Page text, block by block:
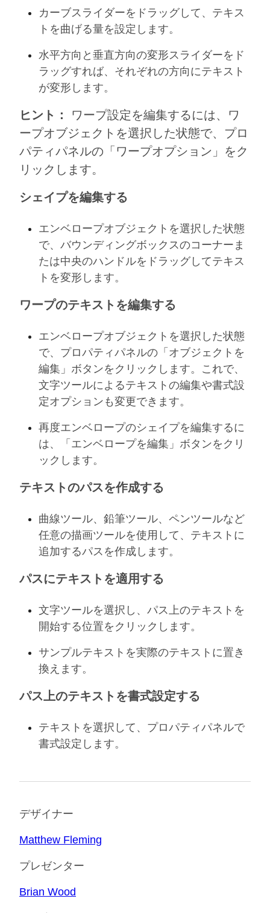
カーブスライダーをドラッグして、テキス
トを曲げる量を設定します。
水平方向と垂直方向の変形スライダーをド
ラッグすれば、それぞれの方向にテキスト
が変形します。
ヒント：
ワープ設定を編集するには、ワ
ープオブジェクトを選択した状態で、プロ
パティパネルの「ワープオプション」をク
リックします。
シェイプを編集する
エンベロープオブジェクトを選択した状態
で、バウンディングボックスのコーナーま
たは中央のハンドルをドラッグしてテキス
トを変形します。
ワープのテキストを編集する
エンベロープオブジェクトを選択した状態
で、プロパティパネルの「オブジェクトを
編集」ボタンをクリックします。これで、
文字ツールによるテキストの編集や書式設
定オプションも変更できます。
再度エンベロープのシェイプを編集するに
は、「エンベロープを編集」ボタンをクリ
ックします。
テキストのパスを作成する
曲線ツール、鉛筆ツール、ペンツールなど
任意の描画ツールを使用して、テキストに
追加するパスを作成します。
パスにテキストを適用する
文字ツールを選択し、パス上のテキストを
開始する位置をクリックします。
サンプルテキストを実際のテキストに置き
換えます。
パス上のテキストを書式設定する
テキストを選択して、プロパティパネルで
書式設定します。
デザイナー
Matthew Fleming
プレゼンター
Brian Wood